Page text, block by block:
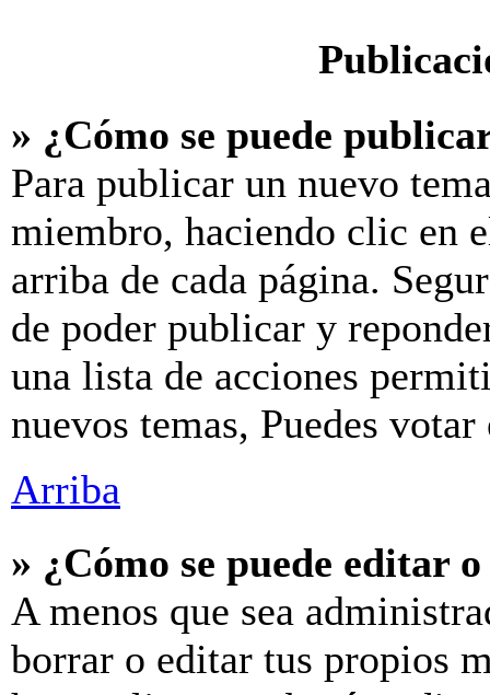
» ¿Cómo se puede
Para publicar un nuevo
miembro, haciendo clic en
arriba de cada página.
de poder publicar y
una lista de acciones
nuevos temas, Puedes
Arriba
» ¿Cómo se puede editar
A menos que sea
borrar o editar tus propios